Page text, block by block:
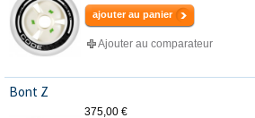
ajouter au panier
Ajouter au comparateur
Bont Z
375,00 €